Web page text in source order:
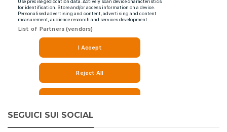
SEGUICI SUI SOCIAL